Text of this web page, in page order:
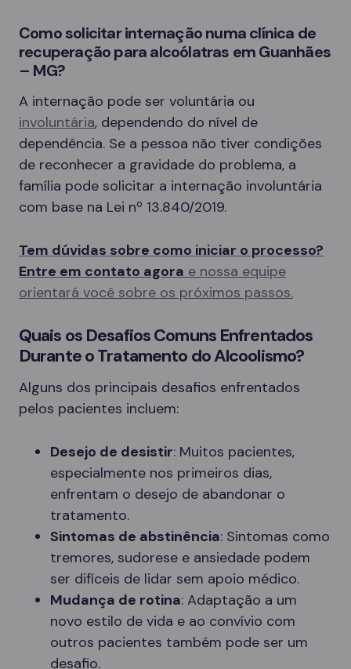
Como solicitar internação numa clínica de
recuperação para alcoólatras em Guanhães
– MG?
A internação pode ser voluntária ou
involuntária, dependendo do nível de
dependência. Se a pessoa não tiver condições
de reconhecer a gravidade do problema, a
família pode solicitar a internação involuntária
com base na Lei nº 13.840/2019.
Tem dúvidas sobre como iniciar o processo?
Entre em contato agora e nossa equipe
orientará você sobre os próximos passos.
Quais os Desafios Comuns Enfrentados
Durante o Tratamento do Alcoolismo?
Alguns dos principais desafios enfrentados
pelos pacientes incluem:
Desejo de desistir: Muitos pacientes,
especialmente nos primeiros dias,
enfrentam o desejo de abandonar o
tratamento.
Sintomas de abstinência: Sintomas como
tremores, sudorese e ansiedade podem
ser difíceis de lidar sem apoio médico.
Mudança de rotina: Adaptação a um
novo estilo de vida e ao convívio com
outros pacientes também pode ser um
desafio.